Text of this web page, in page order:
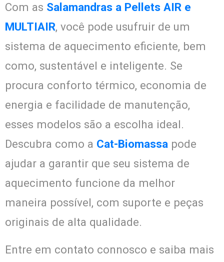
Com as Salamandras a Pellets AIR e
MULTIAIR, você pode usufruir de um
sistema de aquecimento eficiente, bem
como, sustentável e inteligente. Se
procura conforto térmico, economia de
energia e facilidade de manutenção,
esses modelos são a escolha ideal.
Descubra como a Cat-Biomassa pode
ajudar a garantir que seu sistema de
aquecimento funcione da melhor
maneira possível, com suporte e peças
originais de alta qualidade.
Entre em contato connosco e saiba mais